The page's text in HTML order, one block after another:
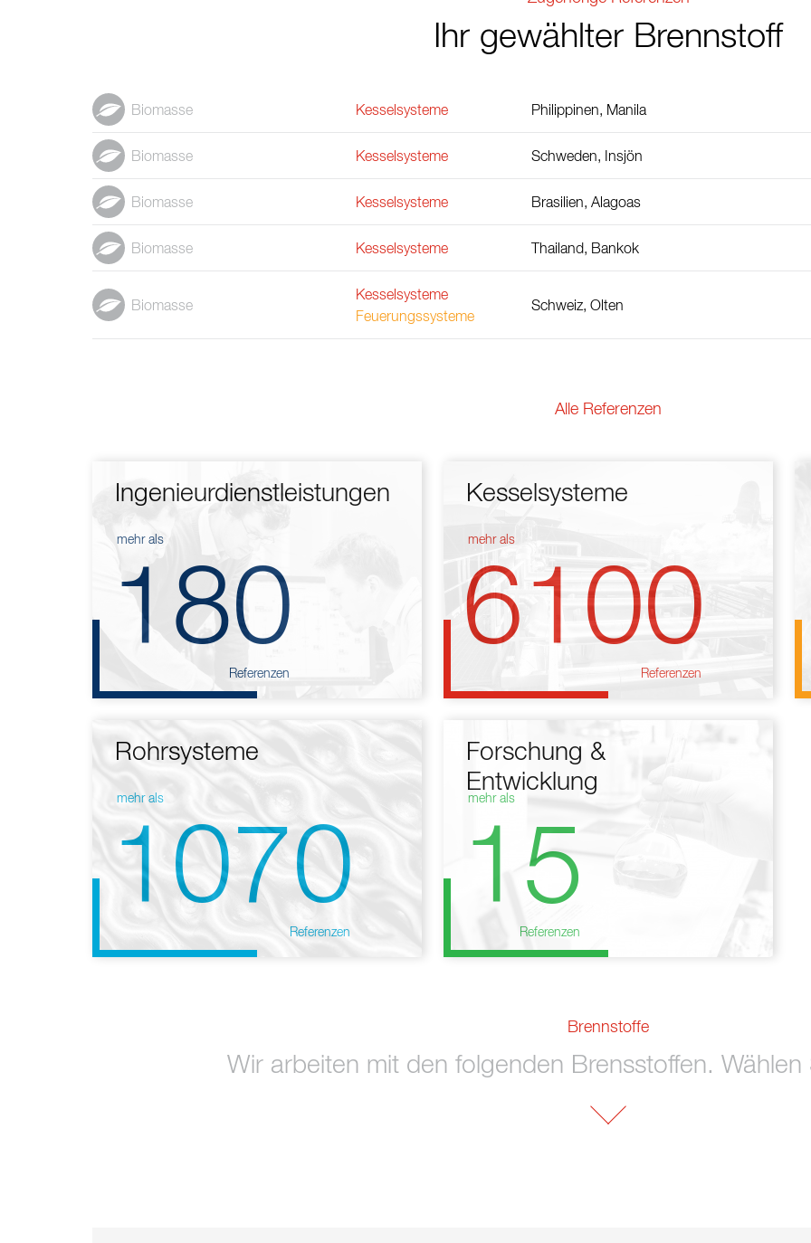
Ihr gewählter Brennstoff
Biomasse Kesselsysteme Philippinen, Manila
Biomasse Kesselsysteme Schweden, Insjön
Biomasse Kesselsysteme Brasilien, Alagoas
Biomasse Kesselsysteme Thailand, Bankok
Biomasse
Kesselsysteme
Feuerungssysteme
Schweiz, Olten
Alle Referenzen
Ingenieurdienstleistungen
mehr als
180
Referenzen
Kesselsysteme
mehr als
6100
Referenzen
Rohrsysteme
mehr als
1070
Referenzen
Forschung &
Entwicklung
mehr als
15
Referenzen
Brennstoffe
Wir arbeiten mit den folgenden Brensstoffen. Wählen